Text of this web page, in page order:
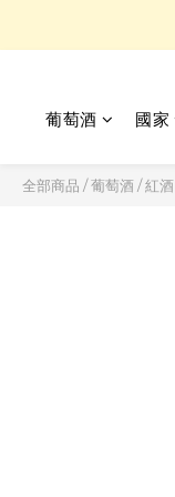
葡萄酒 國家
全部商品 /葡萄酒/紅酒